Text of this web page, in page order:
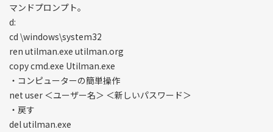
マンドプロンプト。
d:
cd \windows\system32
ren utilman.exe utilman.org
copy cmd.exe Utilman.exe
・コンピューターの簡単操作
net user ＜ユーザー名＞ ＜新しいパスワード＞
・戻す
del utilman.exe